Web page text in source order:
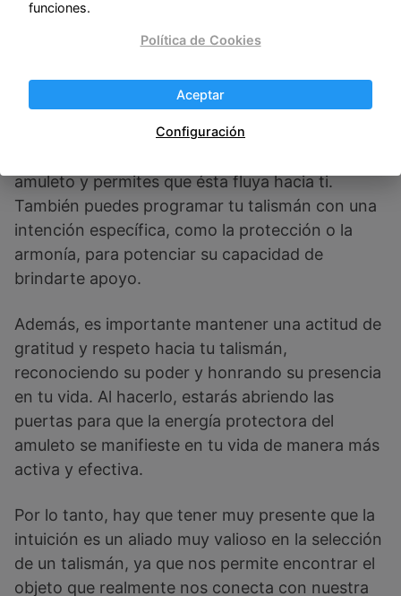
Elegirlos y conectar
talismán, es importante establecer una relación
consciente con él. Puedes hacerlo a través de
prácticas como la meditación o la visualización,
amuleto y permites que ésta fluya hacia ti.
También puedes programar tu talismán con una
intención específica, como la protección o la
armonía, para potenciar su capacidad de
brindarte apoyo.
Además, es importante mantener una actitud de
gratitud y respeto hacia tu talismán,
reconociendo su poder y honrando su presencia
en tu vida. Al hacerlo, estarás abriendo las
puertas para que la energía protectora del
amuleto se manifieste en tu vida de manera más
activa y efectiva.
Por lo tanto, hay que tener muy presente que la
intuición es un aliado muy valioso en la selección
de un talismán, ya que nos permite encontrar el
objeto que realmente nos conecta con nuestra
funciones.
Política de Cookies
Aceptar
Configuración